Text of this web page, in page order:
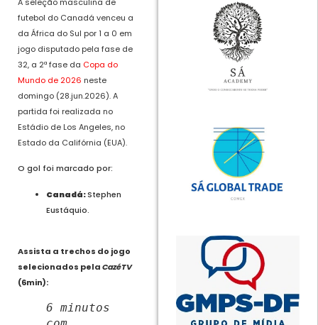
futebol do Canadá venceu a
da África do Sul por 1 a 0 em
jogo disputado pela fase de
32, a 2ª fase da Copa do
Mundo de 2026 neste
domingo (28.jun.2026).A
partida foi realizada no
Estádio de Los Angeles, no
Estado da Califórnia (EUA).
O gol foi marcado por:
Canadá:Stephen
Eustáquio.
Assista a trechos do jogo
selecionados pelaCazéTV
(6min):
6 minutos